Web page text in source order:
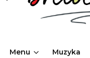
Menu Muzyka